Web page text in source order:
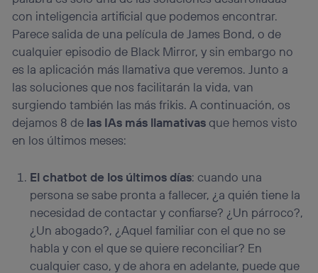
con inteligencia artificial que podemos encontrar.
Parece salida de una película de James Bond, o de
cualquier episodio de Black Mirror, y sin embargo no
es la aplicación más llamativa que veremos. Junto a
las soluciones que nos facilitarán la vida, van
surgiendo también las más frikis. A continuación, os
dejamos 8 de las IAs más llamativasque hemos visto
en los últimos meses:
El chatbot de los últimos días: cuando una
persona se sabe pronta a fallecer, ¿a quién tiene la
necesidad de contactar y confiarse? ¿Un párroco?,
¿Un abogado?, ¿Aquel familiar con el que no se
habla y con el que se quiere reconciliar? En
cualquier caso, y de ahora en adelante, puede que